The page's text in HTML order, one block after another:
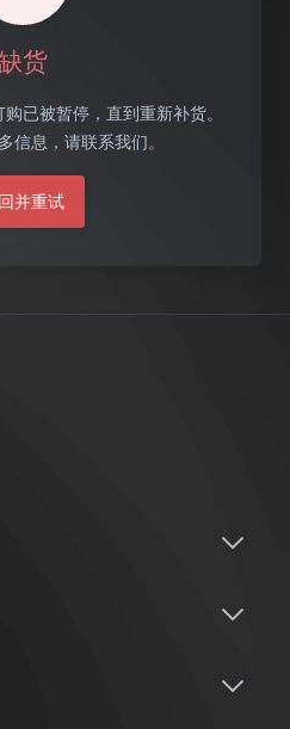
货
已被暂停，直到重新补货。
信息，请联系我们。
并重试